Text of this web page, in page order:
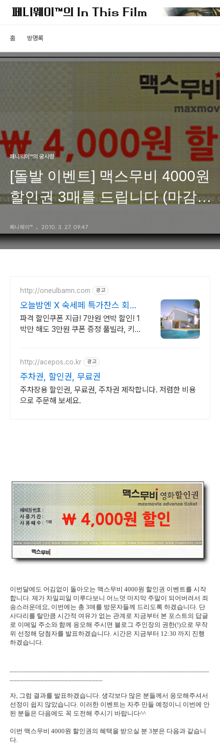
홈 방명록
페니웨이™의 궁시렁
[돌발 이벤트] 맥스무비 4000원
할인권 3매를 드립니다 (마감
페니웨이™ 2010. 3. 27. 09:47
http://oneulbamn.com 광고
오늘밤엔 X 숙세페 특가찬스 회원
예약 3%~18% 할인
파격 할인쿠폰 지급! 7만원 연박 할인! 1
박만 해도 3만원 쿠폰 증정 풀빌라, 키
http://acepos.co.kr 광고
주차권, 할인권, 무료권
주차장용 할인권, 무료권, 주차권 제작합니다. 저렴한 비용
으로 주문해 보세요.
이번달에도 어김없이 돌아오는 맥스무비 4000원 할인권 이벤트를 시작
합니다. 제가 차일피일 미루다보니 어느덧 마지막 주말이 되어버려서 죄
송스러운데요, 이번에는 총 3매를 방문자들께 드리도록 하겠습니다. 단
사다리를 탈만큼 시간적 여유가 없는 관계로 지금부터 본 포스트의 답글
로 이메일 주소와 함께 응모해 주시면 블로그 주인장의 권한(!)으로 무작
위 선정해 당첨자를 발표하겠습니다. 시간은 지금부터 12:30 까지 진행
하겠습니다.
자, 그럼 결과를 발표하겠습니다. 생각보다 많은 분들께서 응모해주셔서
선정이 쉽지 않았습니다. 이러한 이벤트는 자주 만들 예정이니 이번에 안
된 분들은 다음에도 꼭 도전해 주시기 바랍니다^^
이번 맥스무비 4000원 할인권의 혜택을 받으실 분 3분은 다음과 같습니
다.